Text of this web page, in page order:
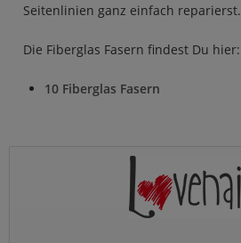
Seitenlinien ganz einfach reparierst.
Die Fiberglas Fasern findest Du hier:
10 Fiberglas Fasern